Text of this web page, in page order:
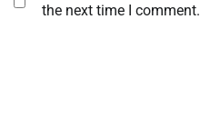
the next time I comment.